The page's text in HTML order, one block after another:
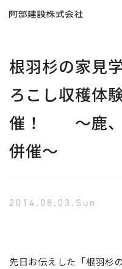
根羽杉の家見
ろこし収穫体
催！ ～鹿、
併催～
2014.08.03.Sun
先日お伝えした「根羽杉